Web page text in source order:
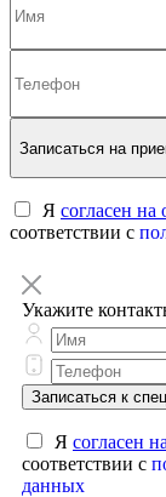
Записаться на
Я согласен
соответствии с
Укажите
Записаться к
Я согласен
соответствии с
данных